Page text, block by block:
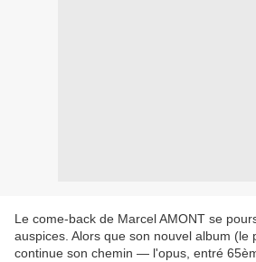
Le come-back de Marcel AMONT se
auspices. Alors que son nouvel album (le
continue son chemin — l'opus, entré